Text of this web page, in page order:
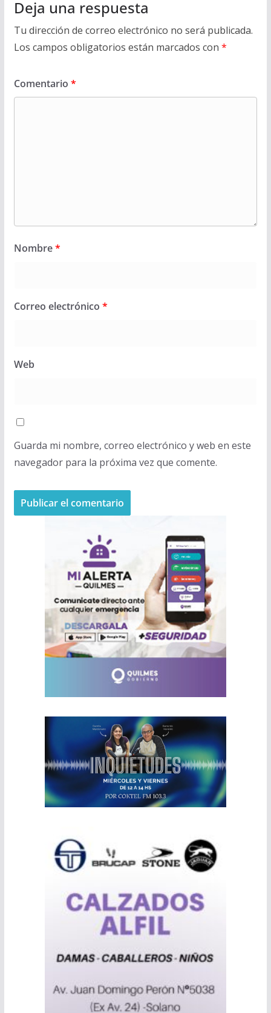
Deja una respuesta
Tu dirección de correo electrónico no será publicada.
Los campos obligatorios están marcados con *
Comentario *
Nombre*
Correo electrónico *
Web
Guarda mi nombre, correo electrónico y web en este
navegador para la próxima vez que comente.